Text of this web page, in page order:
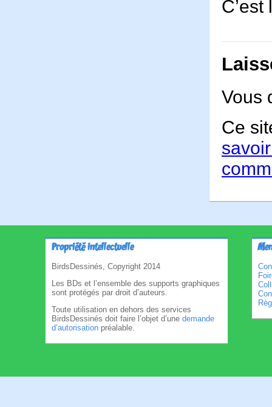
Vous
Ce
Propriété intellectuelle
BirdsDessinés, Copyright 2014
Les BDs et l’ensemble des supports graphiques
sont protégés par droit d’auteurs.
Toute utilisation en dehors des services
BirdsDessinés doit faire l’objet d’une demande
d’autorisation préalable.